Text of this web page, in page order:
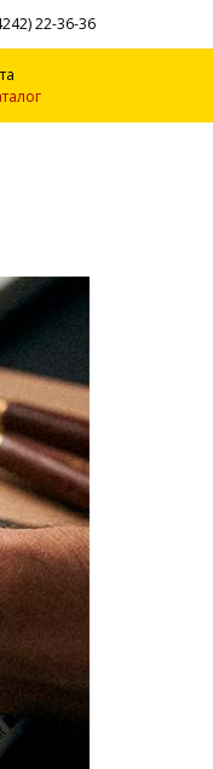
22-36-36